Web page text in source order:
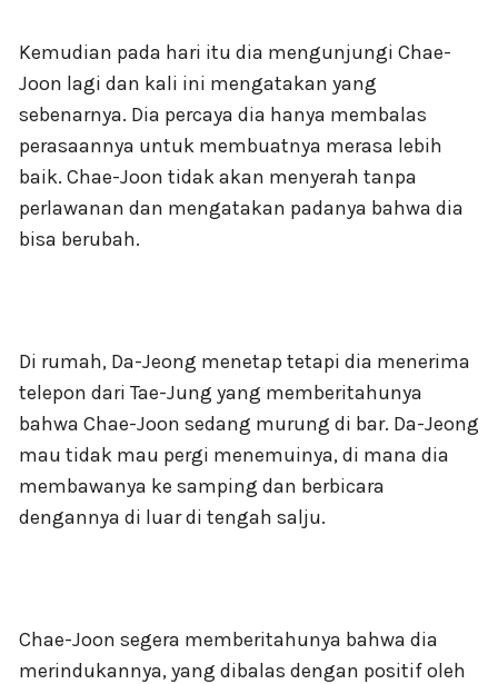
Kemudian pada hari itu dia mengunjungi Chae-
Joon lagi dan kali ini mengatakan yang
sebenarnya. Dia percaya dia hanya membalas
perasaannya untuk membuatnya merasa lebih
baik. Chae-Joon tidak akan menyerah tanpa
perlawanan dan mengatakan padanya bahwa dia
bisa berubah.
Di rumah, Da-Jeong menetap tetapi dia menerima
telepon dari Tae-Jung yang memberitahunya
bahwa Chae-Joon sedang murung di bar. Da-Jeong
mau tidak mau pergi menemuinya, di mana dia
membawanya ke samping dan berbicara
dengannya di luar di tengah salju.
Chae-Joon segera memberitahunya bahwa dia
merindukannya, yang dibalas dengan positif oleh